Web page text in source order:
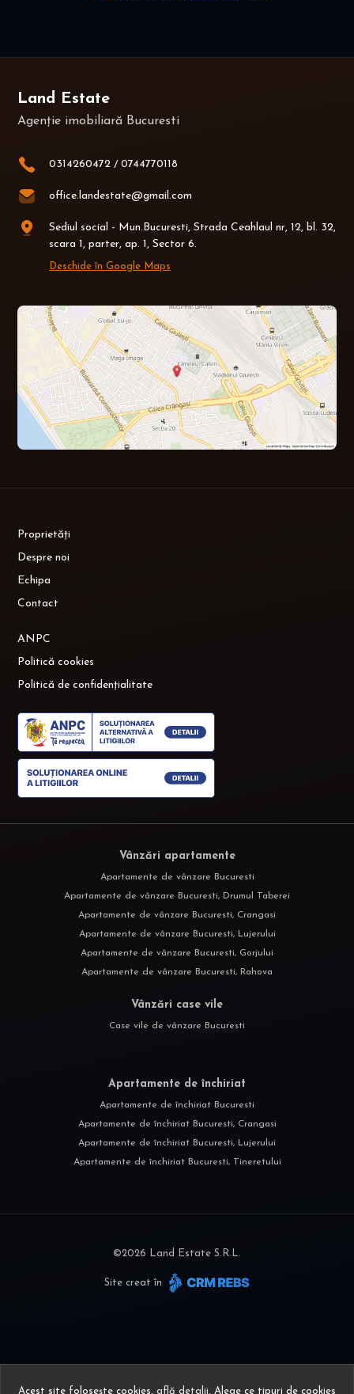
Land Estate
Agenție imobiliară Bucuresti
0314260472 / 0744770118
office.landestate@gmail.com
Sediul social - Mun.Bucuresti, Strada Ceahlaul nr, 12, bl. 32,
scara 1, parter, ap. 1, Sector 6.
Deschide în Google Maps
Proprietăți
Despre noi
Echipa
Contact
ANPC
Politică cookies
Politică de confidențialitate
Vânzări apartamente
Apartamente de vânzare Bucuresti
Apartamente de vânzare Bucuresti, Drumul Taberei
Apartamente de vânzare Bucuresti, Crangasi
Apartamente de vânzare Bucuresti, Lujerului
Apartamente de vânzare Bucuresti, Gorjului
Apartamente de vânzare Bucuresti, Rahova
Vânzări case vile
Case vile de vânzare Bucuresti
Apartamente de închiriat
Apartamente de închiriat Bucuresti
Apartamente de închiriat Bucuresti, Crangasi
Apartamente de închiriat Bucuresti, Lujerului
Apartamente de închiriat Bucuresti, Tineretului
©2026 Land Estate S.R.L.
Site creat în
Acest site folosește cookies, află detalii. Alege ce tipuri de cookies